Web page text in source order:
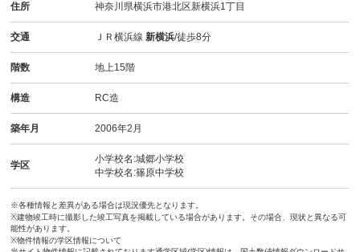
住所 神奈川県横浜市港北区新横浜1丁目
交通 ＪＲ横浜線新横浜/徒歩8分
階数 地上15階
構造 RC造
築年月 2006年2月
学区
小学校名:城郷小学校
中学校名:篠原中学校
※各種情報と差異がある場合は現況優先となります。
※建物竣工時に撮影した竣工写真を掲載している場合があります。その場合、現状と異なる可
能性があります。
※物件情報の学区情報について